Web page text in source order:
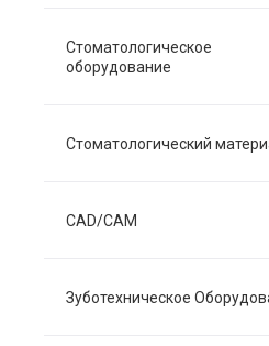
Стоматологическое
оборудование
Стоматологический
CAD/CAM
Зуботехническое